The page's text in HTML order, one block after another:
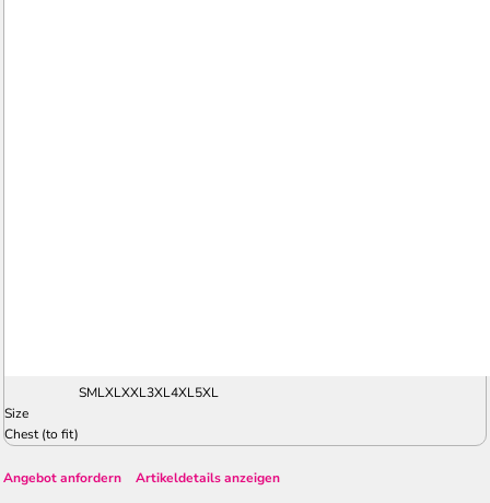
SMLXLXXL3XL4XL5XL
Size
Chest (to fit)
Angebot anfordern Artikeldetails anzeigen